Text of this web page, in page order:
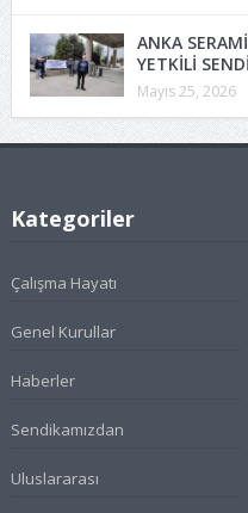
ANKA
YETKİLİ
Mayıs 25, 2026
Kategoriler
Çalışma Hayatı
Genel Kurullar
Haberler
Sendikamızdan
Uluslararası